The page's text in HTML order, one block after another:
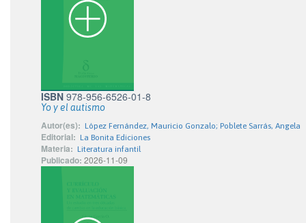
ISBN 978-956-6526-01-8
Yo y el autismo
Autor(es): López Fernández, Mauricio Gonzalo; Poblete Sarrás, Angela
Editorial: La Bonita Ediciones
Materia: Literatura infantil
Publicado: 2026-11-09